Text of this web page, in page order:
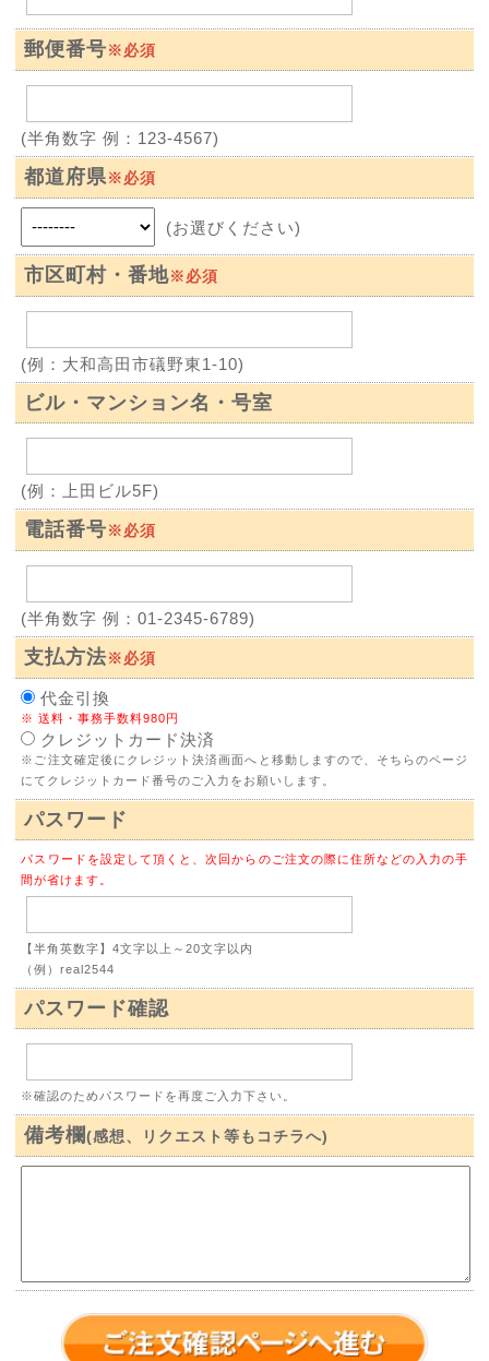
郵便番号※必須
(半角数字 例：123-4567)
都道府県※必須
(お選びください)
市区町村・番地※必須
(例：大和高田市礒野東1-10)
ビル・マンション名・号室
(例：上田ビル5F)
電話番号※必須
(半角数字 例：01-2345-6789)
支払方法※必須
代金引換
※ 送料・事務手数料980円
クレジットカード決済
※ご注文確定後にクレジット決済画面へと移動しますので、そちらのページ
にてクレジットカード番号のご入力をお願いします。
パスワード
パスワードを設定して頂くと、次回からのご注文の際に住所などの入力の手
間が省けます。
【半角英数字】4文字以上～20文字以内
（例）real2544
パスワード確認
※確認のためパスワードを再度ご入力下さい。
備考欄(感想、リクエスト等もコチラへ)